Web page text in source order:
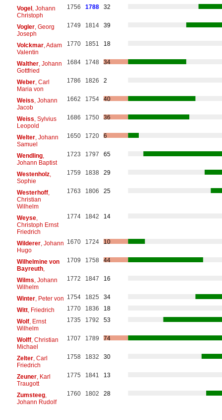
Vogel, Johann
Christoph
1756 1788 32
Vogler, Georg
Joseph
1749 1814 39
Volckmar, Adam
Valentin
1770 1851 18
Walther, Johann
Gottfried
1684 1748 34
Weber, Carl
Maria von
1786 1826 2
Weiss , Johann
Jacob
1662 1754 40
Weiss , Sylvius
Leopold
1686 1750 36
Welter, Johann
Samuel
1650 1720 6
Wendling,
Johann Baptist
1723 1797 65
Westenholz,
Sophie
1759 1838 29
Westerhoff,
Christian
Wilhelm
1763 1806 25
Weyse,
Christoph Ernst
Friedrich
1774 1842 14
Wilderer, Johann
Hugo
1670 1724 10
Wilhelmine von
Bayreuth,
1709 1758 44
Wilms , Johann
Wilhelm
1772 1847 16
Winter, Peter von 1754 1825
34
Witt, Friedrich 1770 1836
18
Wolf, Ernst
Wilhelm
1735 1792 53
Wolff, Christian
Michael
1707 1789 74
Zelter, Carl
Friedrich
1758 1832 30
Zeuner, Karl
Traugott
1775 1841 13
Zumsteeg,
Johann Rudolf
1760 1802 28